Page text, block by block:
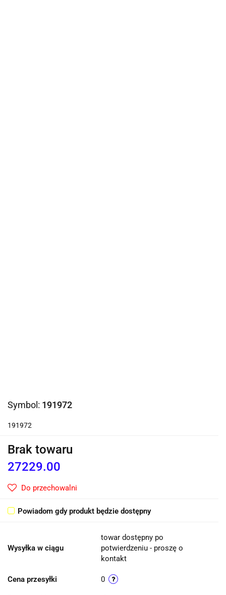
Symbol: 191972
191972
Brak towaru
27229.00
Do przechowalni
Powiadom gdy produkt będzie dostępny
Wysyłka w ciągu
towar dostępny po
potwierdzeniu - proszę o
kontakt
Cena przesyłki 0